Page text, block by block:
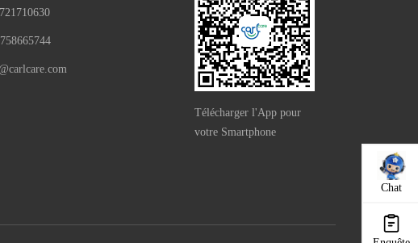
Chat
Télécharger l'App pour
votre Smartphone